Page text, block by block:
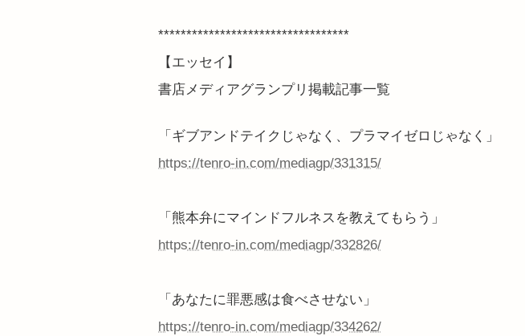
**********************************
【エッセイ】
書店メディアグランプリ掲載記事一覧
「ギブアンドテイクじゃなく、プラマイゼロじゃなく」
https://tenro-in.com/mediagp/331315/
「熊本弁にマインドフルネスを教えてもらう」
https://tenro-in.com/mediagp/332826/
「あなたに罪悪感は食べさせない」
https://tenro-in.com/mediagp/334262/